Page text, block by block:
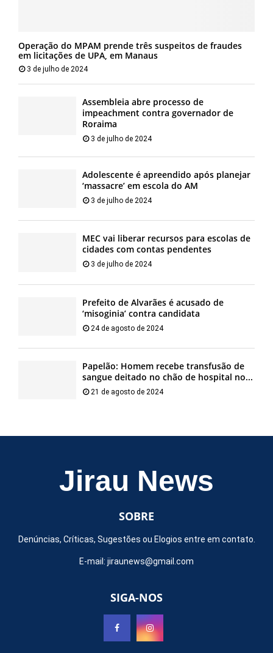
Operação do MPAM prende três suspeitos de fraudes
em licitações de UPA, em Manaus
3 de julho de 2024
Assembleia abre processo de
impeachment contra governador de
Roraima
3 de julho de 2024
Adolescente é apreendido após planejar
‘massacre’ em escola do AM
3 de julho de 2024
MEC vai liberar recursos para escolas de
cidades com contas pendentes
3 de julho de 2024
Prefeito de Alvarães é acusado de
‘misoginia’ contra candidata
24 de agosto de 2024
Papelão: Homem recebe transfusão de
sangue deitado no chão de hospital no...
21 de agosto de 2024
Jirau News
SOBRE
Denúncias, Críticas, Sugestões ou Elogios entre em contato.
E-mail: jiraunews@gmail.com
SIGA-NOS